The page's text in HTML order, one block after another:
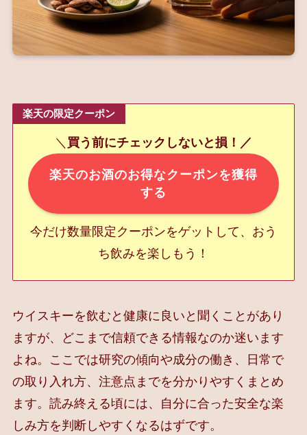
楽天の限定クーポン
＼ 買う前にチェックしないと損！／
楽天のお酒のお得なクーポンを獲得
する
今だけ数量限定クーポンをゲットして、おう
ち飲みを楽しもう！
ウイスキーを飲むと健康に良いと聞くことがあり
ますが、どこまで信頼できる情報なのか迷います
よね。ここでは研究の傾向や成分の働き、日常で
の取り入れ方、注意点までを分かりやすくまとめ
ます。読み終える頃には、自分に合った安全な楽
しみ方を判断しやすくなるはずです。